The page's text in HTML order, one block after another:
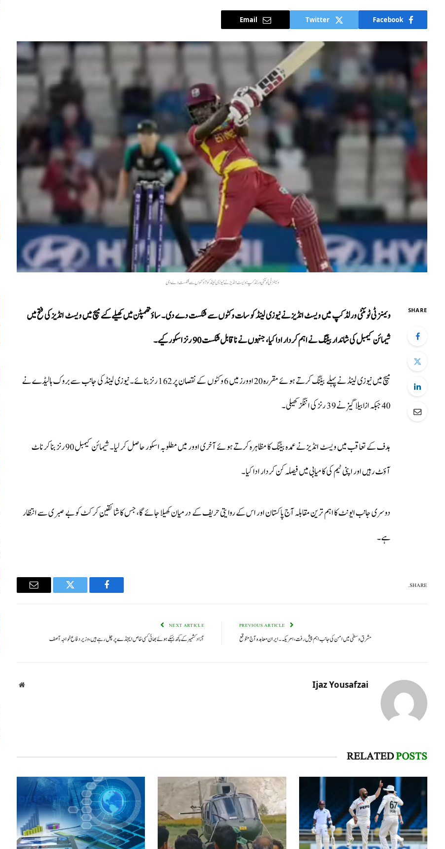
Facebook
Twitter
Email
ویمنز ٹی ٹوئنٹی ورلڈ کپ: ویسٹ انڈیز نے نیوزی لینڈ کو 7 وکٹوں سے شکست دے دی
SHARE
ویمنز ٹی ٹوئنٹی ورلڈ کپ میں ویسٹ انڈیز نے نیوزی لینڈ کو سات وکٹوں سے شکست دے دی۔ ساؤتھمپٹن میں کھیلے گئے میچ میں ویسٹ انڈیز کی فتح میں
شیمائن کیمبل کی شاندار بیٹنگ نے اہم کردار ادا کیا، جنہوں نے ناقابل شکست 90 رنز اسکور کیے۔
میچ میں نیوزی لینڈ نے پہلے بیٹنگ کرتے ہوئے مقررہ 20 اوورز میں 6 وکٹوں کے نقصان پر 162 رنز بنائے۔ نیوزی لینڈ کی جانب سے بروک ہالیڈے نے
40 جبکہ ازابیلا گیز نے 39 رنز کی اننگز کھیلی۔
ہدف کے تعاقب میں ویسٹ انڈیز نے عمدہ بیٹنگ کا مظاہرہ کرتے ہوئے آخری اوور میں مطلوبہ اسکور حاصل کر لیا۔ شیمائن کیمبل 90 رنز بنا کر ناٹ
آؤٹ رہیں اور اپنی ٹیم کی کامیابی میں فیصلہ کن کردار ادا کیا۔
دوسری جانب ایونٹ کا اہم ترین مقابلہ آج پاکستان اور اس کے روایتی حریف کے درمیان کھیلا جائے گا، جس کا شائقینِ کرکٹ کو بے صبری سے انتظار
ہے۔
SHARE.
Facebook
Twitter
Email
مشرقِ وسطیٰ میں امن کی جانب اہم پیش رفت، امریکہ۔ایران معاہدہ آج متوقع
NEXT ARTICLE
آزاد کشمیر کے کچھ بہکے ہوئے بھائی کسی خاص ایجنڈے پر چل رہے ہیں، وزیر دفاع خواجہ آصف
Ijaz Yousafzai
Website
RELATEDPOSTS